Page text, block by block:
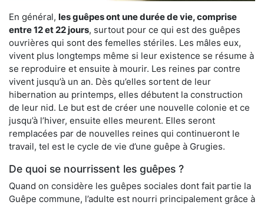
En général, les guêpes ont une durée de vie, comprise
entre 12 et 22 jours, surtout pour ce qui est des guêpes
ouvrières qui sont des femelles stériles. Les mâles eux,
vivent plus longtemps même si leur existence se résume à
se reproduire et ensuite à mourir. Les reines par contre
vivent jusqu’à un an. Dès qu’elles sortent de leur
hibernation au printemps, elles débutent la construction
de leur nid. Le but est de créer une nouvelle colonie et ce
jusqu’à l’hiver, ensuite elles meurent. Elles seront
remplacées par de nouvelles reines qui continueront le
travail, tel est le cycle de vie d’une guêpe à Grugies.
De quoi se nourrissent les guêpes ?
Quand on considère les guêpes sociales dont fait partie la
Guêpe commune, l’adulte est nourri principalement grâce à